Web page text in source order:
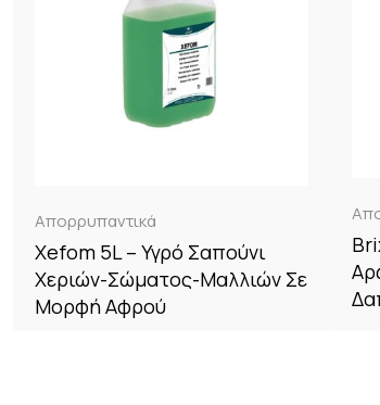
Απορρυπαντικά
Xefom 5L – Υγρό Σαπούνι
Χεριών-Σώματος-Μαλλιών Σε
Μορφή Αφρού